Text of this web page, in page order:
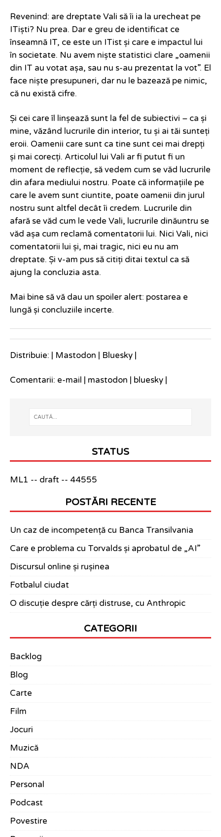
Revenind: are dreptate Vali să îi ia la urecheat pe
ITiști? Nu prea. Dar e greu de identificat ce
înseamnă IT, ce este un ITist și care e impactul lui
în societate. Nu avem niște statistici clare „oamenii
din IT au votat așa, sau nu s-au prezentat la vot”. El
face niște presupuneri, dar nu le bazează pe nimic,
că nu există cifre.
Și cei care îl linșează sunt la fel de subiectivi – ca și
mine, văzând lucrurile din interior, tu și ai tăi sunteți
eroii. Oamenii care sunt ca tine sunt cei mai drepți
și mai corecți. Articolul lui Vali ar fi putut fi un
moment de reflecție, să vedem cum se văd lucrurile
din afara mediului nostru. Poate că informațiile pe
care le avem sunt ciuntite, poate oamenii din jurul
nostru sunt altfel decât îi credem. Lucrurile din
afară se văd cum le vede Vali, lucrurile dinăuntru se
văd așa cum reclamă comentatorii lui. Nici Vali, nici
comentatorii lui și, mai tragic, nici eu nu am
dreptate. Și v-am pus să citiți ditai textul ca să
ajung la concluzia asta.
Mai bine să vă dau un spoiler alert: postarea e
lungă și concluziile incerte.
Distribuie: | Mastodon Bluesky
Comentarii: e-mail mastodon bluesky
STATUS
ML1 -- draft -- 44555
POSTĂRI RECENTE
Un caz de incompetență cu Banca Transilvania
Care e problema cu Torvalds și aprobatul de „AI”
Discursul online și rușinea
Fotbalul ciudat
O discuție despre cărți distruse, cu Anthropic
CATEGORII
Backlog
Blog
Carte
Film
Jocuri
Muzică
NDA
Personal
Podcast
Povestire